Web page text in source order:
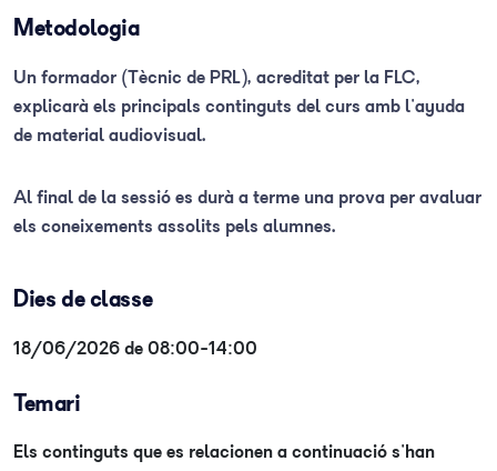
Metodologia
Un formador (Tècnic de PRL), acreditat per la FLC,
explicarà els principals continguts del curs amb l'ayuda
de material audiovisual.
Al final de la sessió es durà a terme una prova per avaluar
els coneixements assolits pels alumnes.
Dies de classe
18/06/2026 de 08:00-14:00
Temari
Els continguts que es relacionen a continuació s'han